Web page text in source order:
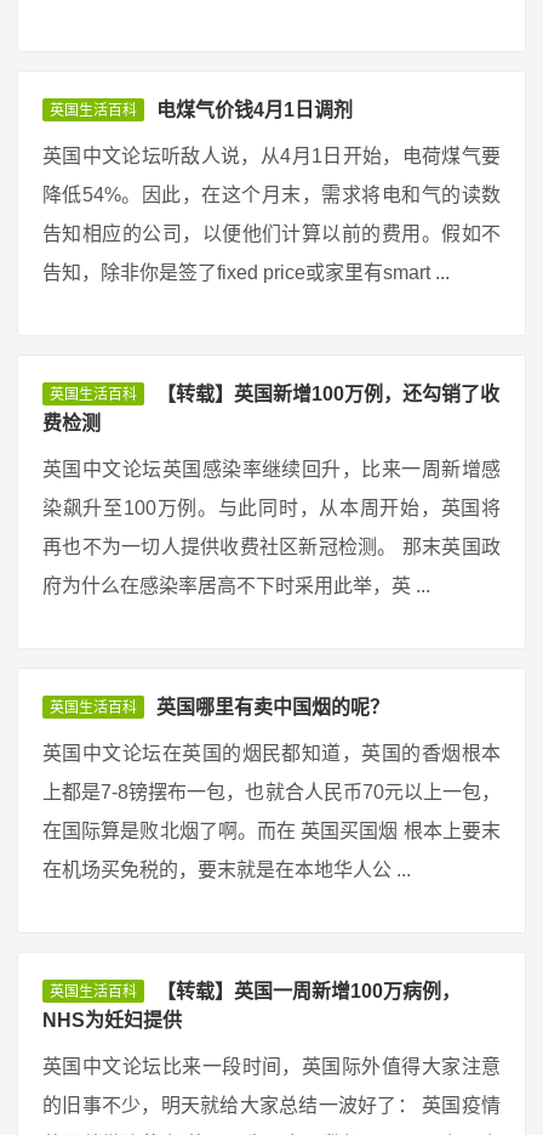
英国生活百科 电煤气价钱4月1日调剂
英国中文论坛听敌人说，从4月1日开始，电荷煤气要
降低54%。因此，在这个月末，需求将电和气的读数
告知相应的公司，以便他们计算以前的费用。假如不
告知，除非你是签了fixed price或家里有smart ...
英国生活百科
【转载】英国新增100万例，还勾销了收
费检测
英国中文论坛英国感染率继续回升，比来一周新增感
染飙升至100万例。与此同时，从本周开始，英国将
再也不为一切人提供收费社区新冠检测。 那末英国政
府为什么在感染率居高不下时采用此举，英 ...
英国生活百科 英国哪里有卖中国烟的呢？
英国中文论坛在英国的烟民都知道，英国的香烟根本
上都是7-8镑摆布一包，也就合人民币70元以上一包，
在国际算是败北烟了啊。而在 英国买国烟 根本上要末
在机场买免税的，要末就是在本地华人公 ...
英国生活百科
【转载】英国一周新增100万病例，
NHS为妊妇提供
英国中文论坛比来一段时间，英国际外值得大家注意
的旧事不少，明天就给大家总结一波好了： 英国疫情